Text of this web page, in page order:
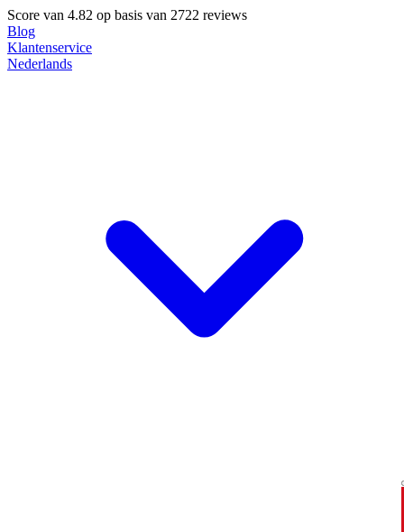
Score van 4.82 op basis van 2722 reviews
Blog
Klantenservice
Nederlands